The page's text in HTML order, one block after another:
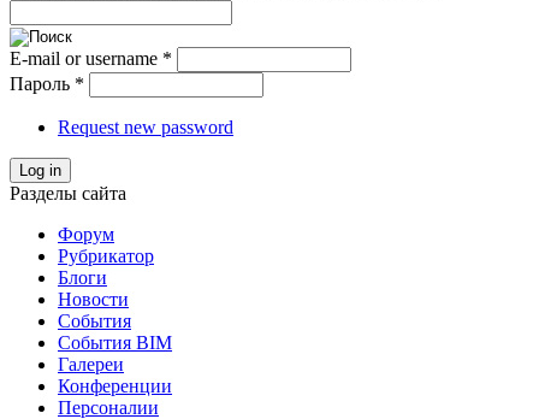
E-mail or username *
Пароль *
Request new password
Log in
Разделы сайта
Форум
Рубрикатор
Блоги
Новости
События
События BIM
Галереи
Конференции
Персоналии